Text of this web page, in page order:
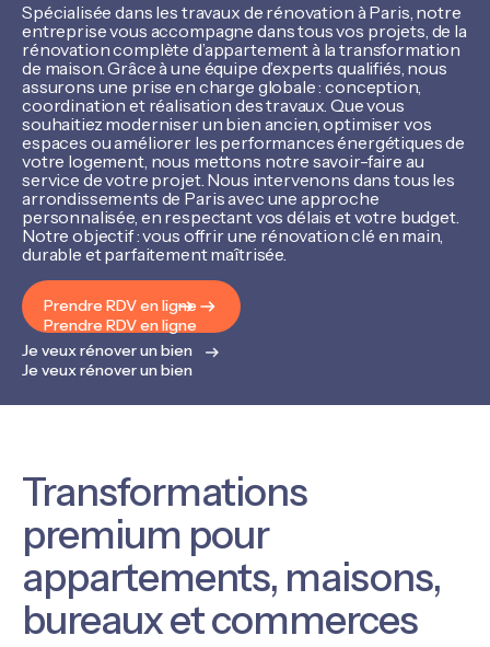
Spécialisée dans les travaux de rénovation à Paris, notre
entreprise vous accompagne dans tous vos projets, de la
rénovation complète d’appartement à la transformation
de maison. Grâce à une équipe d’experts qualifiés, nous
assurons une prise en charge globale : conception,
coordination et réalisation des travaux. Que vous
souhaitiez moderniser un bien ancien, optimiser vos
espaces ou améliorer les performances énergétiques de
votre logement, nous mettons notre savoir-faire au
service de votre projet. Nous intervenons dans tous les
arrondissements de Paris avec une approche
personnalisée, en respectant vos délais et votre budget.
Notre objectif : vous offrir une rénovation clé en main,
durable et parfaitement maîtrisée.
Prendre RDV en ligne
Prendre RDV en ligne
Je veux rénover un bien
Je veux rénover un bien
Transformations
premium pour
appartements, maisons,
bureaux et commerces